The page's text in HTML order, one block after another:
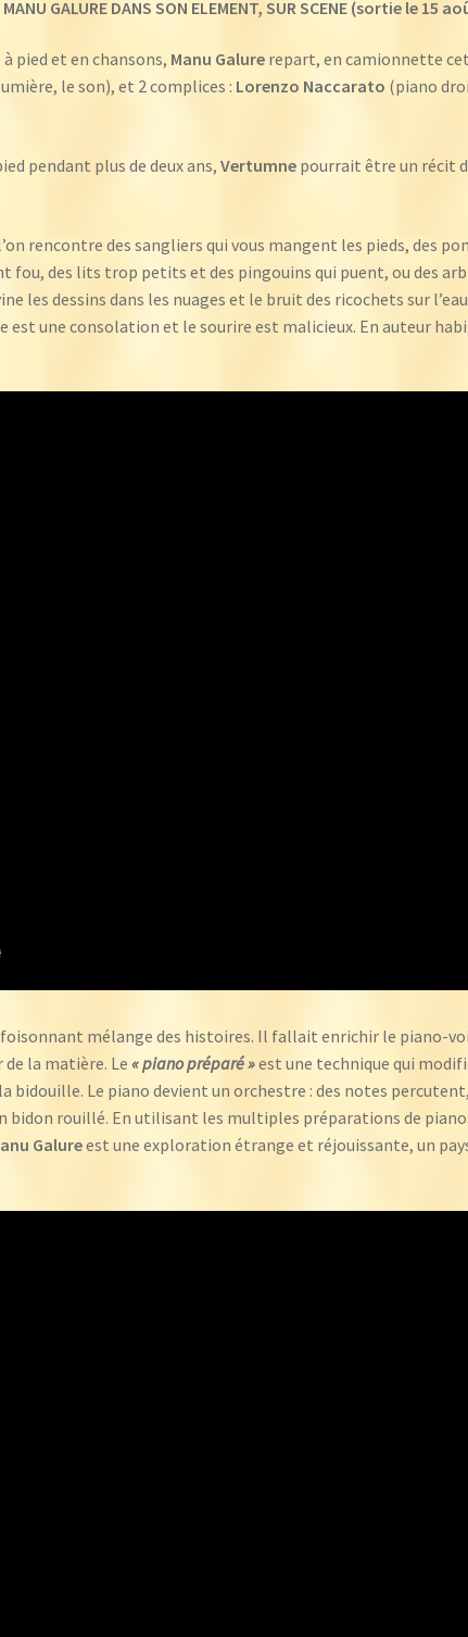
MANU GALURE DANS SON ELEMENT, SUR SCENE (sortie le 15
pied et en chansons, Manu Galure repart, en camionnette
le son), et 2 complices : Lorenzo Naccarato (piano
pendant plus de deux ans,Vertumne pourrait être un récit
rencontre des sangliers qui vous mangent les pieds, des
fou, des lits trop petits et des pingouins qui puent, ou des
les dessins dans les nuages et le bruit des ricochets sur
est une consolation et le sourire est malicieux. En auteur
foisonnant mélange des histoires. Il fallait enrichir le piano-
de la matière. Le« piano préparé »est une technique qui
la bidouille. Le piano devient un orchestre : des notes
bidon rouillé. En utilisant les multiples préparations de
Galureest une exploration étrange et réjouissante, un